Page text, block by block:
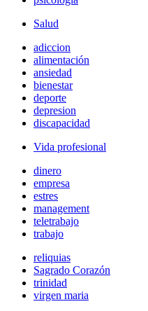
Salud
adiccion
alimentación
ansiedad
bienestar
deporte
depresion
discapacidad
Vida profesional
dinero
empresa
estres
management
teletrabajo
trabajo
reliquias
Sagrado Corazón
trinidad
virgen maria